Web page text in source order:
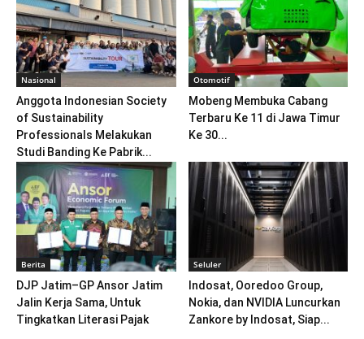
Nasional
Anggota Indonesian Society
of Sustainability
Professionals Melakukan
Studi Banding Ke Pabrik...
Otomotif
Mobeng Membuka Cabang
Terbaru Ke 11 di Jawa Timur
Ke 30...
Berita
DJP Jatim–GP Ansor Jatim
Jalin Kerja Sama, Untuk
Tingkatkan Literasi Pajak
Seluler
Indosat, Ooredoo Group,
Nokia, dan NVIDIA Luncurkan
Zankore by Indosat, Siap...